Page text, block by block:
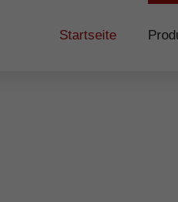
Startseite